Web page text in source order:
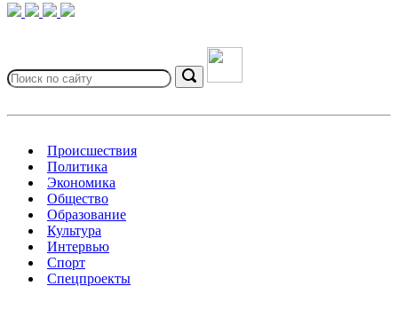
for:
Search
Происшествия
Политика
Экономика
Общество
Образование
Культура
Интервью
Спорт
Спецпроекты